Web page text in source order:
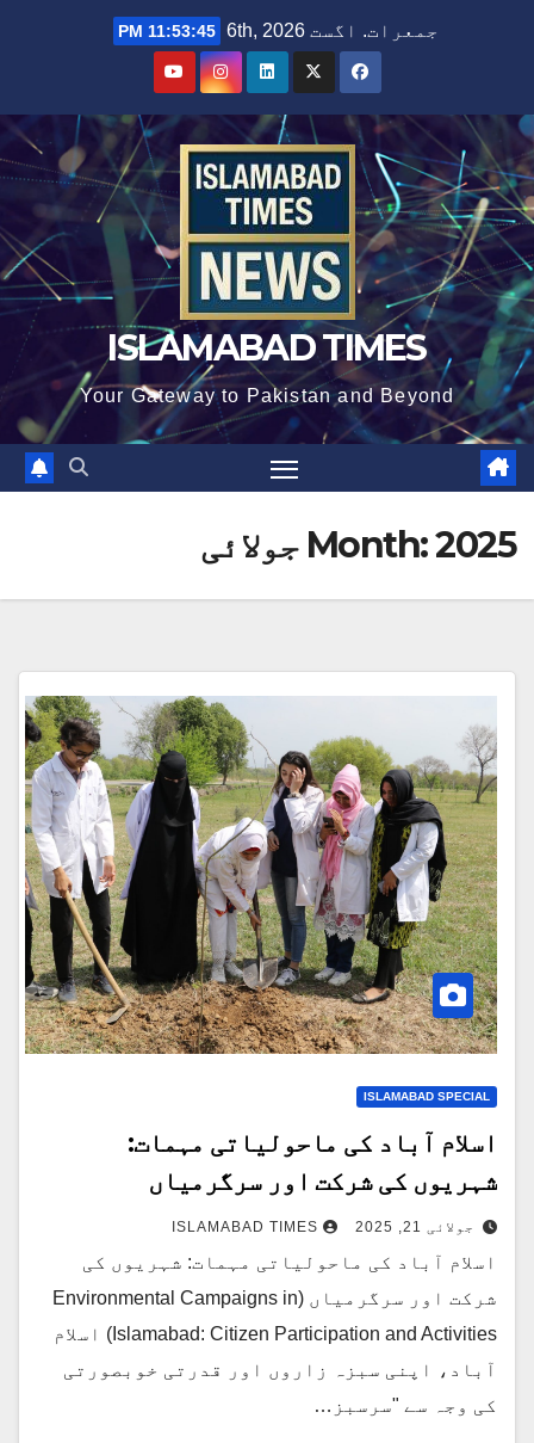
جمعرات. اگست 6th, 2026 11:53:47 PM
ISLAMABAD TIMES
Your Gateway to Pakistan and Beyond
Month:2025 جولائی
ISLAMABAD SPECIAL
اسلام آباد کی ماحولیاتی مہمات:
شہریوں کی شرکت اور سرگرمیاں
جولائی 21, 2025 ISLAMABAD TIMES
اسلام آباد کی ماحولیاتی مہمات: شہریوں کی
شرکت اور سرگرمیاں (Environmental Campaigns in
Islamabad: Citizen Participation and Activities) اسلام
آباد، اپنی سبزہ زاروں اور قدرتی خوبصورتی
کی وجہ سے "سرسبز…